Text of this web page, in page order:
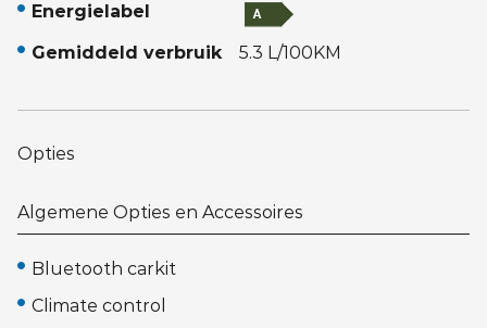
Energielabel
Gemiddeld verbruik
5.3 L/100KM
Opties
Algemene Opties en Accessoires
Bluetooth carkit
Climate control